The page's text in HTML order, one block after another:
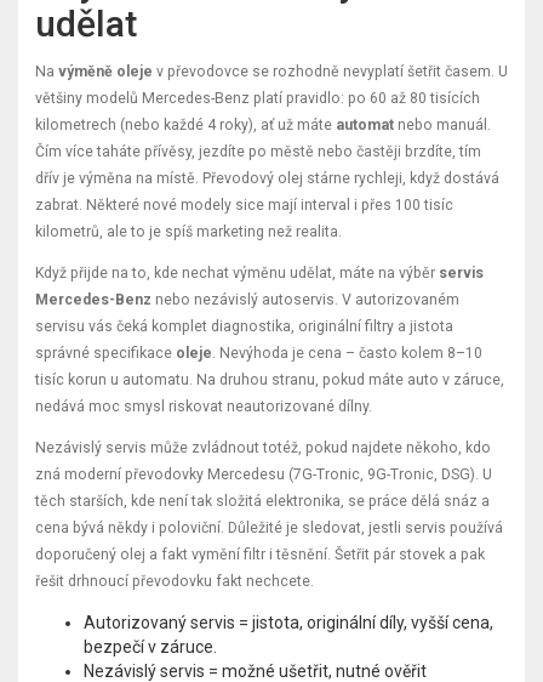
udělat
Na výměně oleje v převodovce se rozhodně nevyplatí šetřit časem. U
většiny modelů Mercedes-Benz platí pravidlo: po 60 až 80 tisících
kilometrech (nebo každé 4 roky), ať už máte automat nebo manuál.
Čím více taháte přívěsy, jezdíte po městě nebo častěji brzdíte, tím
dřív je výměna na místě. Převodový olej stárne rychleji, když dostává
zabrat. Některé nové modely sice mají interval i přes 100 tisíc
kilometrů, ale to je spíš marketing než realita.
Když přijde na to, kde nechat výměnu udělat, máte na výběr servis
Mercedes-Benz nebo nezávislý autoservis. V autorizovaném
servisu vás čeká komplet diagnostika, originální filtry a jistota
správné specifikace oleje. Nevýhoda je cena – často kolem 8–10
tisíc korun u automatu. Na druhou stranu, pokud máte auto v záruce,
nedává moc smysl riskovat neautorizované dílny.
Nezávislý servis může zvládnout totéž, pokud najdete někoho, kdo
zná moderní převodovky Mercedesu (7G-Tronic, 9G-Tronic, DSG). U
těch starších, kde není tak složitá elektronika, se práce dělá snáz a
cena bývá někdy i poloviční. Důležité je sledovat, jestli servis používá
doporučený olej a fakt vymění filtr i těsnění. Šetřit pár stovek a pak
řešit drhnoucí převodovku fakt nechcete.
Autorizovaný servis = jistota, originální díly, vyšší cena,
bezpečí v záruce.
Nezávislý servis = možné ušetřit, nutné ověřit